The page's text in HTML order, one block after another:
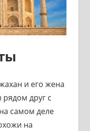
и его жена
друг с
самом деле
на